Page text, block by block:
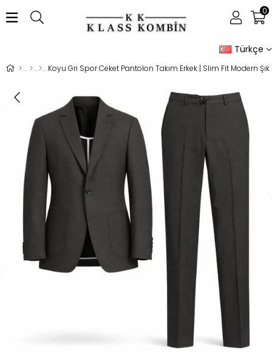
Türkçe
0
Koyu Gri Spor Ceket Pantolon Takım Erkek | Slim Fit Modern Şık